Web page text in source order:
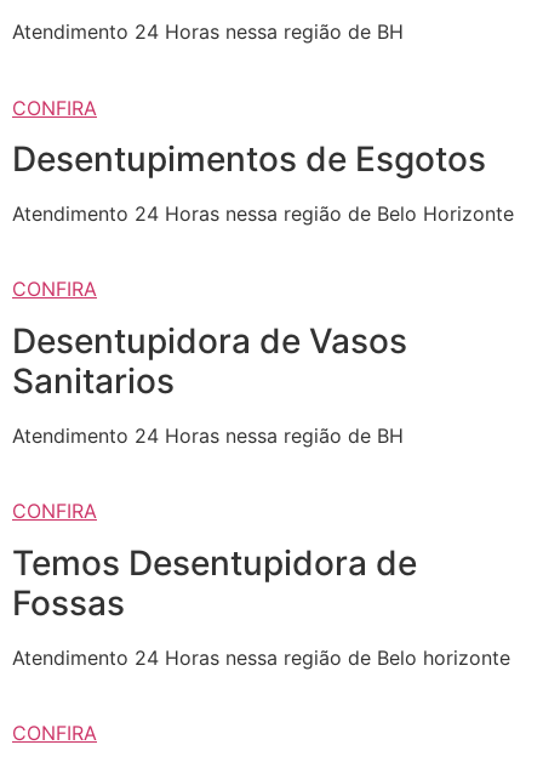
Atendimento 24 Horas nessa região de BH
CONFIRA
Desentupimentos de Esgotos
Atendimento 24 Horas nessa região de Belo Horizonte
CONFIRA
Desentupidora de Vasos
Sanitarios
Atendimento 24 Horas nessa região de BH
CONFIRA
Temos Desentupidora de
Fossas
Atendimento 24 Horas nessa região de Belo horizonte
CONFIRA